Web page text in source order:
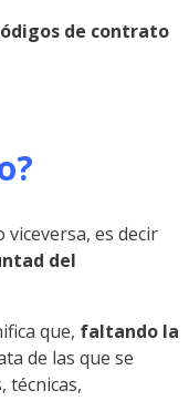
de contrato
es decir
del
que, faltando la
de las que se
técnicas,